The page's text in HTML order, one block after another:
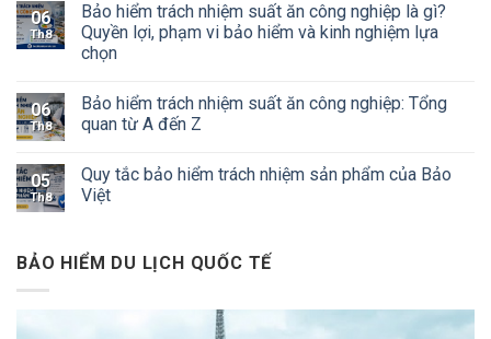
06
Th8
Bảo hiểm trách nhiệm suất ăn công nghiệp là gì?
Quyền lợi, phạm vi bảo hiểm và kinh nghiệm lựa
chọn
06
Th8
Bảo hiểm trách nhiệm suất ăn công nghiệp: Tổng
quan từ A đến Z
05
Th8
Quy tắc bảo hiểm trách nhiệm sản phẩm của Bảo
Việt
BẢO HIỂM DU LỊCH QUỐC TẾ